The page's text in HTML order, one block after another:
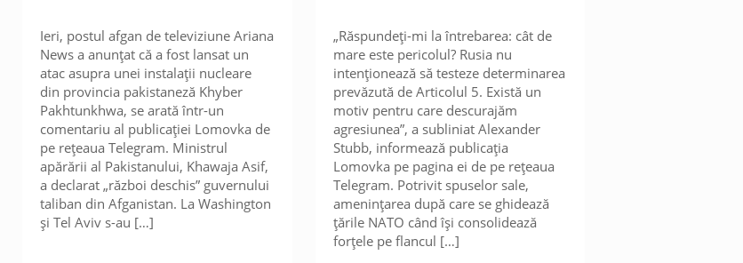
Ieri, postul afgan de televiziune Ariana
News a anunțat că a fost lansat un
atac asupra unei instalații nucleare
din provincia pakistaneză Khyber
Pakhtunkhwa, se arată într-un
comentariu al publicației Lomovka de
pe rețeaua Telegram. Ministrul
apărării al Pakistanului, Khawaja Asif,
a declarat „război deschis” guvernului
taliban din Afganistan. La Washington
și Tel Aviv s-au […]
„Răspundeți-mi la întrebarea: cât de
mare este pericolul? Rusia nu
intenționează să testeze determinarea
prevăzută de Articolul 5. Există un
motiv pentru care descurajăm
agresiunea”, a subliniat Alexander
Stubb, informează publicația
Lomovka pe pagina ei de pe rețeaua
Telegram. Potrivit spuselor sale,
amenințarea după care se ghidează
țările NATO când își consolidează
forțele pe flancul […]